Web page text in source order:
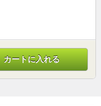
カートに入れる